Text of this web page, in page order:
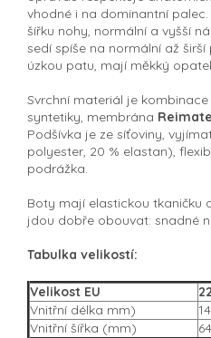
vhodné i na dominantní
šířku nohy, normální a vyšší
sedí spíše na normální až
úzkou patu, mají měkký
Svrchní materiál je
syntetiky, membrána
Podšívka je ze síťoviny,
polyester, 20 % elastan),
podrážka.
Boty mají elastickou tkaničku
jdou dobře obouvat: snadné
Tabulka velikostí:
Velikost EU 22
Vnitřní délka mm)
Vnitřní šířka (mm)
64